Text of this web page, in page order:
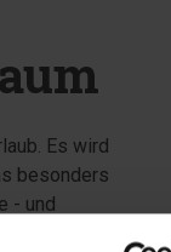
Es wird
besonders
- und